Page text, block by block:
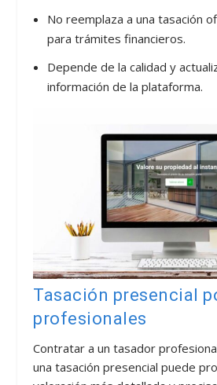
No reemplaza a una tasación
para trámites financieros.
Depende de la calidad y
información de la plataforma.
Tasación presencial
profesionales
Contratar a un tasador
una tasación presencial puede